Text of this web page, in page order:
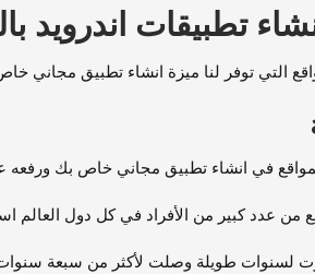
تطبيقات اندرويد
التي توفر لنا ميزة انشاء تطبيق مجاني
في انشاء تطبيق مجاني خاص بك ورفعه
عدد كبير من الأفراد في كل دول العالم استطاع
لسنوات طويلة وصلت لأكثر من سبعة